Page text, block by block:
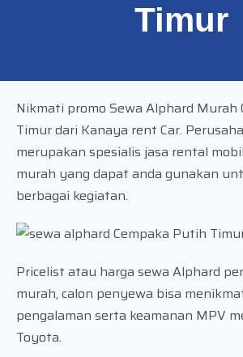
Timur
Nikmati promo Sewa Alphard Murah
Timur dari Kanaya rent Car.
merupakan spesialis jasa rental
murah yang dapat anda gunakan
berbagai kegiatan.
Pricelist atau harga sewa Alphard
murah, calon penyewa bisa
pengalaman serta keamanan MPV
Toyota.